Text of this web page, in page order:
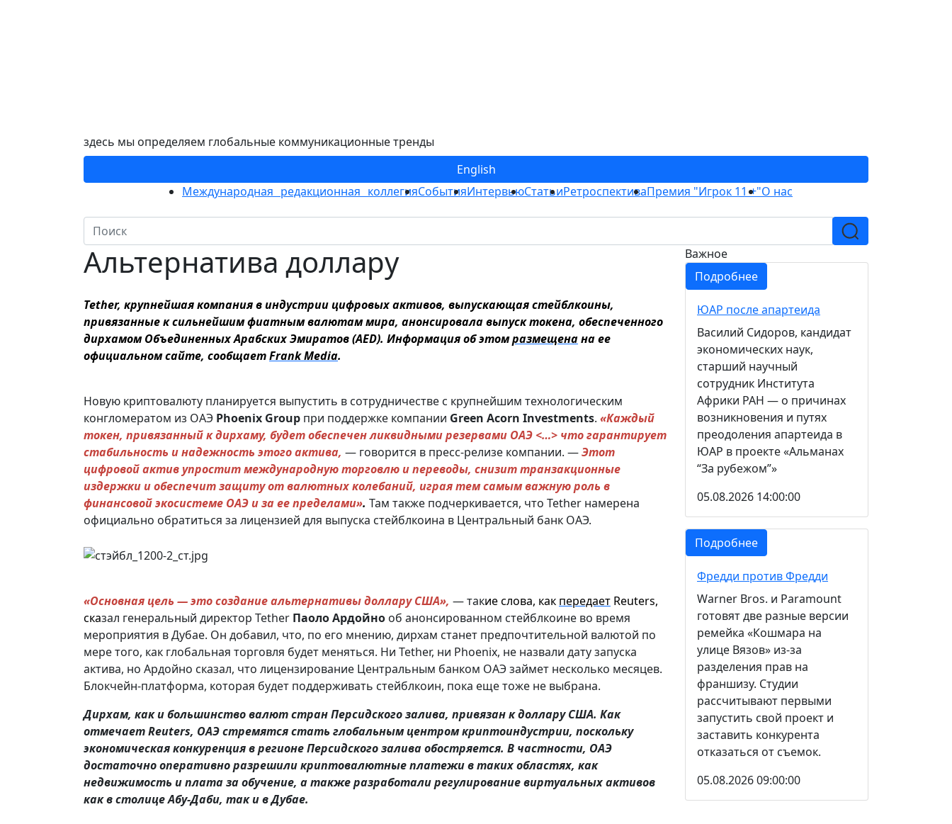
здесь мы определяем глобальные коммуникационные тренды
English
Международная редакционная коллегияСобытияИнтервьюСтатьиРетроспективаПремия "Игрок 11 +"О нас
Альтернатива доллару
Tether, крупнейшая компания в индустрии цифровых активов, выпускающая стейблкоины,
привязанные к сильнейшим фиатным валютам мира, анонсировала выпуск токена, обеспеченного
дирхамом Объединенных Арабских Эмиратов (AED). Информация об этомразмещенана ее
официальном сайте, сообщаетFrank Media.
Новую криптовалюту планируется выпустить в сотрудничестве с крупнейшим технологическим
конгломератом из ОАЭ Phoenix Group при поддержке компании Green Acorn Investments. «Каждый
токен, привязанный к дирхаму, будет обеспечен ликвидными резервами ОАЭ <…> что гарантирует
стабильность и надежность этого актива, — говорится в пресс-релизе компании. —Этот
цифровой актив упростит международную торговлю и переводы, снизит транзакционные
издержки и обеспечит защиту от валютных колебаний, играя тем самым важную роль в
финансовой экосистеме ОАЭ и за ее пределами». Там также подчеркивается, что Tether намерена
официально обратиться за лицензией для выпуска стейблкоина в Центральный банк ОАЭ.
«Основная цель — это создание альтернативы доллару США», — такие слова, как передает Reuters,
сказал генеральный директор Tether Паоло Ардойно об анонсированном стейблкоине во время
мероприятия в Дубае. Он добавил, что, по его мнению, дирхам станет предпочтительной валютой по
мере того, как глобальная торговля будет меняться. Ни Tether, ни Phoenix, не назвали дату запуска
актива, но Ардойно сказал, что лицензирование Центральным банком ОАЭ займет несколько месяцев.
Блокчейн-платформа, которая будет поддерживать стейблкоин, пока еще тоже не выбрана.
Дирхам, как и большинство валют стран Персидского залива, привязан к доллару США. Как
отмечает Reuters, ОАЭ стремятся стать глобальным центром криптоиндустрии, поскольку
экономическая конкуренция в регионе Персидского залива обостряется. В частности, ОАЭ
достаточно оперативно разрешили криптовалютные платежи в таких областях, как
недвижимость и плата за обучение, а также разработали регулирование виртуальных активов
как в столице Абу-Даби, так и в Дубае.
Важное
Подробнее
ЮАР после апартеида
Василий Сидоров, кандидат
экономических наук,
старший научный
сотрудник Института
Африки РАН — о причинах
возникновения и путях
преодоления апартеида в
ЮАР в проекте «Альманах
“За рубежом”»
05.08.2026 14:00:00
Подробнее
Фредди против Фредди
Warner Bros. и Paramount
готовят две разные версии
ремейка «Кошмара на
улице Вязов» из-за
разделения прав на
франшизу. Студии
рассчитывают первыми
запустить свой проект и
заставить конкурента
отказаться от съемок.
05.08.2026 09:00:00